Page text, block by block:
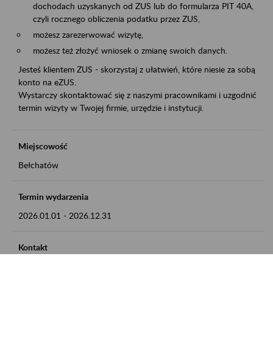
dochodach uzyskanych od ZUS lub do formularza PIT 40A,
czyli rocznego obliczenia podatku przez ZUS,
możesz zarezerwować wizytę,
możesz też złożyć wniosek o zmianę swoich danych.
Jesteś klientem ZUS - skorzystaj z ułatwień, które niesie za sobą
konto na eZUS.
Wystarczy skontaktować się z naszymi pracownikami i uzgodnić
termin wizyty w Twojej firmie, urzędzie i instytucji.
Miejscowość
Bełchatów
Termin wydarzenia
2026.01.01 - 2026.12.31
Kontakt